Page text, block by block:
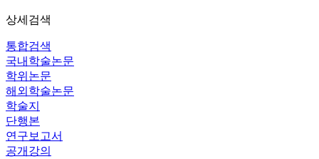
상세검색
통합검색
국내학술논문
학위논문
해외학술논문
학술지
단행본
연구보고서
공개강의